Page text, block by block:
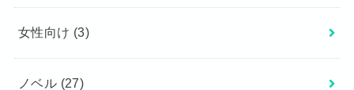
女性向け (3)
ノベル (27)